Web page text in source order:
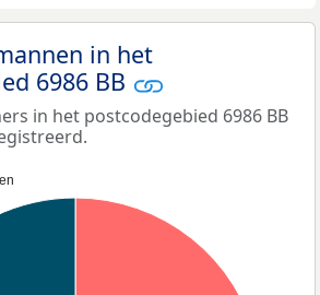
in het
6986 BB
in het postcodegebied 6986 BB